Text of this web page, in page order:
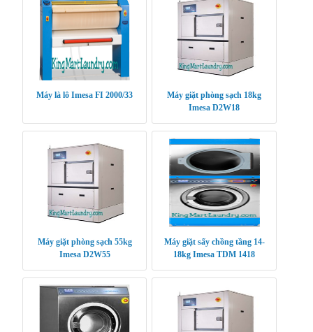
Máy là lô Imesa FI 2000/33
Máy giặt phòng sạch 18kg
Imesa D2W18
Máy giặt phòng sạch 55kg
Imesa D2W55
Máy giặt sấy chồng tầng 14-
18kg Imesa TDM 1418